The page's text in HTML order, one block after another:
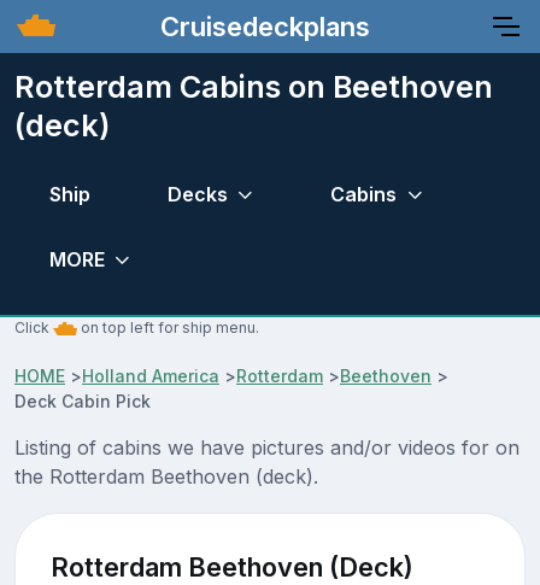
Cruisedeckplans
Rotterdam Cabins on Beethoven
(deck)
Ship Decks Cabins
MORE
Click on top left for ship menu.
HOME >Holland America >Rotterdam >Beethoven >
Deck Cabin Pick
Listing of cabins we have pictures and/or videos for on
the Rotterdam Beethoven (deck).
Rotterdam Beethoven (Deck)